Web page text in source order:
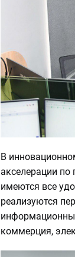
В
акселерации по
имеются все
реализуются
коммерция,